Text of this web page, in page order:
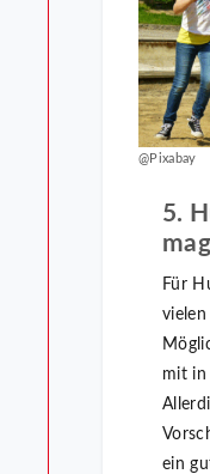
@Pixabay
5.
Für
vielen
mit in
ein